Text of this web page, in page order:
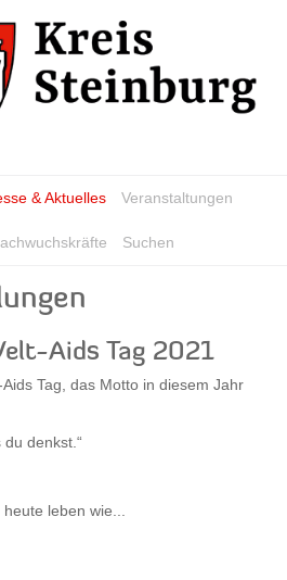
& Aktuelles Veranstaltungen
Suchen
Aids Tag 2021
Tag, das Motto in diesem Jahr
du denkst.“
leben wie...